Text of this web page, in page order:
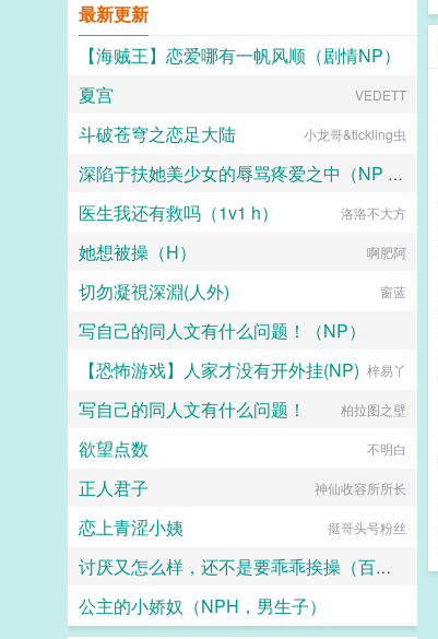
最新更新
【海贼王】恋爱哪有一帆风顺（剧情NP）
飙马厉刀
夏宫 VEDETT
斗破苍穹之恋足大陆 小龙哥&tickling虫
深陷于扶她美少女的辱骂疼爱之中（NP 高H）
甜甜仙贝
医生我还有救吗（1v1 h） 洛洛不大方
她想被操（H） 啊肥阿
切勿凝視深淵(人外) 窗蓝
写自己的同人文有什么问题！（NP）
柏拉图之壁
【恐怖游戏】人家才没有开外挂(NP) 梓易丫
写自己的同人文有什么问题！ 柏拉图之壁
欲望点数 不明白
正人君子 神仙收容所所长
恋上青涩小姨 挺哥头号粉丝
讨厌又怎么样，还不是要乖乖挨操（百合H）
公主的小娇奴（NPH，男生子）